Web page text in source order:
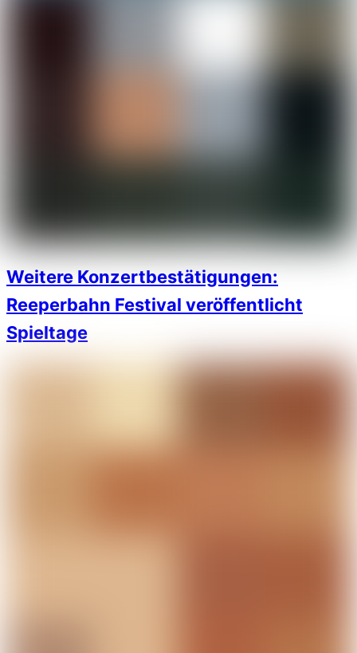
Weitere Konzertbestätigungen:
Reeperbahn Festival veröffentlicht
Spieltage